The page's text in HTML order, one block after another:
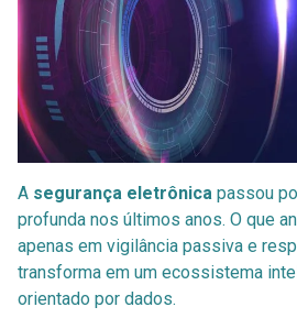
A segurança eletrônica passou
profunda nos últimos anos. O que
apenas em vigilância passiva e
transforma em um ecossistema
orientado por dados.